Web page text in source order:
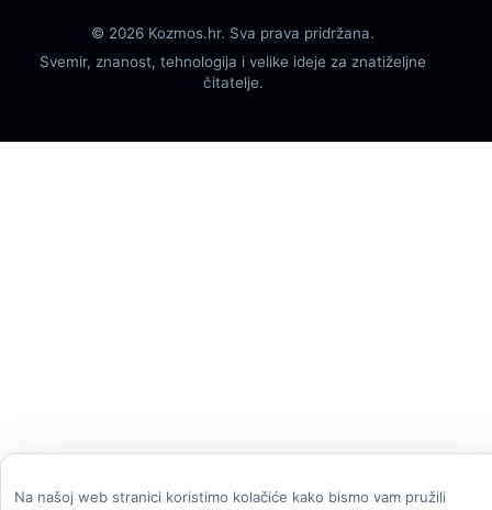
© 2026 Kozmos.hr. Sva prava pridržana.
Svemir, znanost, tehnologija i velike ideje za znatiželjne
čitatelje.
Na našoj web stranici koristimo kolačiće kako bismo vam pružili